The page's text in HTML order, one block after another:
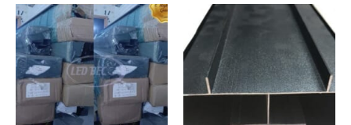
55.000 ₫.là:
50.000 ₫.
55.000 ₫.là: